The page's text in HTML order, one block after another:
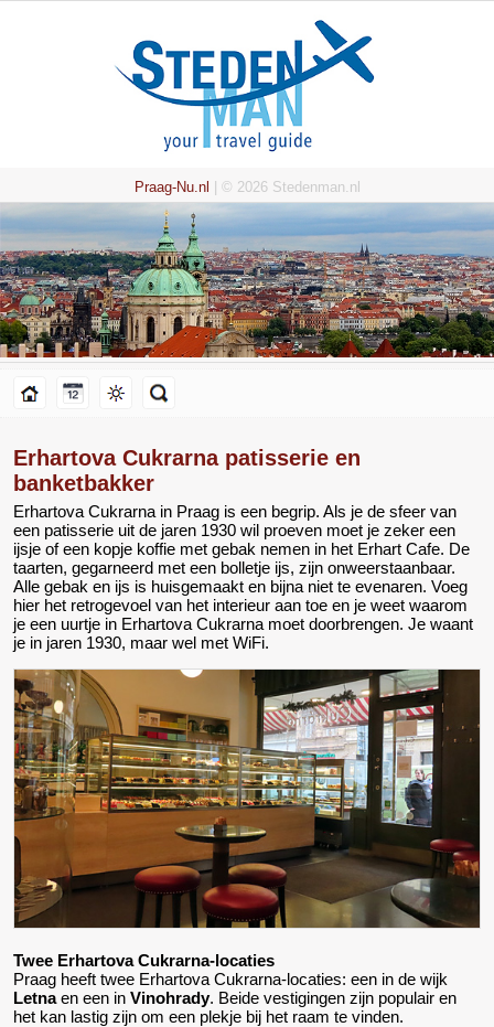
Praag-Nu.nl | © 2026 Stedenman.nl
Erhartova Cukrarna patisserie en
banketbakker
Erhartova Cukrarna in Praag is een begrip. Als je de sfeer van
een patisserie uit de jaren 1930 wil proeven moet je zeker een
ijsje of een kopje koffie met gebak nemen in het Erhart Cafe. De
taarten, gegarneerd met een bolletje ijs, zijn onweerstaanbaar.
Alle gebak en ijs is huisgemaakt en bijna niet te evenaren. Voeg
hier het retrogevoel van het interieur aan toe en je weet waarom
je een uurtje in Erhartova Cukrarna moet doorbrengen. Je waant
je in jaren 1930, maar wel met WiFi.
Twee Erhartova Cukrarna-locaties
Praag heeft twee Erhartova Cukrarna-locaties: een in de wijk
Letnaen een in Vinohrady. Beide vestigingen zijn populair en
het kan lastig zijn om een plekje bij het raam te vinden.